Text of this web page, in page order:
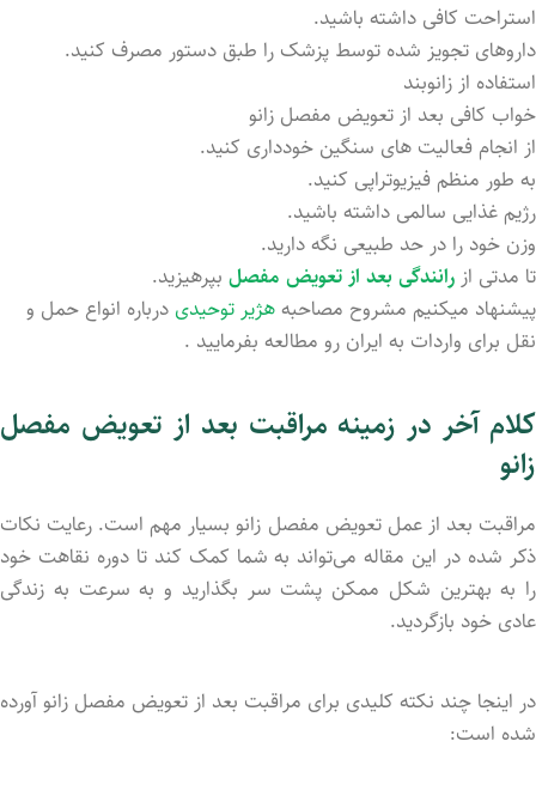
استراحت کافی داشته باشید.
داروهای تجویز شده توسط پزشک را طبق دستور مصرف کنید.
استفاده از زانوبند
خواب کافی بعد از تعویض مفصل زانو
از انجام فعالیت ‌های سنگین خودداری کنید.
به طور منظم فیزیوتراپی کنید.
رژیم غذایی سالمی داشته باشید.
وزن خود را در حد طبیعی نگه دارید.
تا مدتی از رانندگی بعد از تعویض مفصل بپرهیزید.
پیشنهاد میکنیم مشروح مصاحبههژیر توحیدی درباره انواع حمل و
نقل برای واردات به ایران رو مطالعه بفرمایید .
کلام آخر در زمینه مراقبت بعد از تعویض مفصل
زانو
مراقبت بعد از عمل تعویض مفصل زانو بسیار مهم است. رعایت نکات
ذکر شده در این مقاله می‌تواند به شما کمک کند تا دوره نقاهت خود
را به بهترین شکل ممکن پشت سر بگذارید و به سرعت به زندگی
عادی خود بازگردید.
در اینجا چند نکته کلیدی برای مراقبت بعد از تعویض مفصل زانو آورده
شده است: